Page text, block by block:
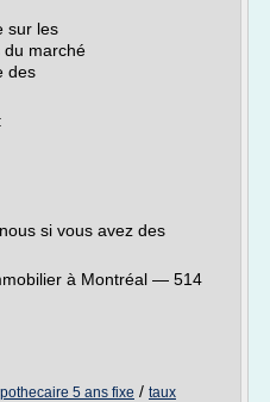
sur les
du marché
des
si vous avez des
à Montréal — 514
5 ans fixe / taux